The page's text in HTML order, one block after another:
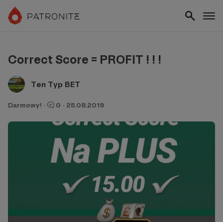
Correct Score = PROFIT ! ! !
Ten Typ BET
Darmowy! · 0 · 25.08.2019